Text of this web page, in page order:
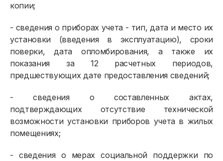
копии;
- сведения о приборах учета - тип, дата и место их
установки (введения в эксплуатацию), сроки
поверки, дата опломбирования, а также их
показания за 12 расчетных периодов,
предшествующих дате предоставления сведений;
- сведения о составленных актах,
подтверждающих отсутствие технической
возможности установки приборов учета в жилых
помещениях;
- сведения о мерах социальной поддержки по